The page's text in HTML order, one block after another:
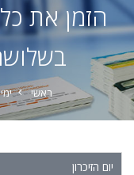
הזמן את
ראשי
יום הזיכרון